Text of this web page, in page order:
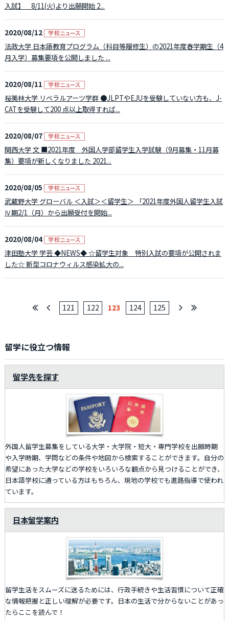
入試】 8/11(火)より出願開始 2...
2020/08/12
法政大学 日本語教育プログラム（科目等履修生）の2021年度春学期生（4
月入学）募集要項を公開しました ...
2020/08/11
桜美林大学 リベラルアーツ学群 ●JLPTやEJUを受験していない方も、J-
CATを受験して200 点以上取得すれば...
2020/08/07
関西大学 文 ■2021年度 外国人学部留学生入学試験（9月募集・11月募
集）要項が新しくなりました 2021...
2020/08/05
武蔵野大学 グローバル ＜入試＞＜留学生＞ 「2021年度外国人留学生入試
Ⅳ期2/1（月）から出願受付を開始...
2020/08/04
津田塾大学 学芸 ◆NEWS◆ ☆留学生対象 特別入試の要項が公開されま
した☆ 新型コロナウィルス感染拡大の...
121 122 123 124 125
留学に役立つ情報
留学先を探す
外国人留学生募集をしている大学・大学院・短大・専門学校を出願時期
や入学時期、学問などの条件や地図から検索することができます。自分の
希望にあった大学などの学校をいろいろな観点から見つけることができ、
日本語学校に通っている方はもちろん、現地の学校でも進路指導で使われ
ています。
日本留学案内
留学生活をスムーズに送るためには、行政手続きや生活習慣について正確
な情報把握と正しい理解が必要です。日本の生活で分からないことがあっ
たらここを読んで！